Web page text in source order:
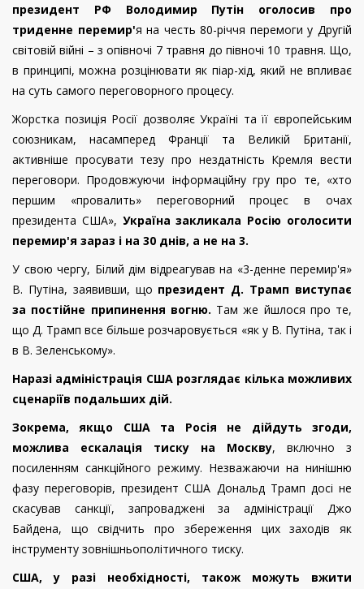
президент РФ Володимир Путін оголосив про
триденне перемир'я на честь 80-річчя перемоги у Другій
світовій війні – з опівночі 7 травня до півночі 10 травня. Що,
в принципі, можна розцінювати як піар-хід, який не впливає
на суть самого переговорного процесу.
Жорстка позиція Росії дозволяє Україні та її європейським
союзникам, насамперед Франції та Великій Британії,
активніше просувати тезу про нездатність Кремля вести
переговори. Продовжуючи інформаційну гру про те, «хто
першим «провалить» переговорний процес в очах
президента США», Україна закликала Росію оголосити
перемир'я зараз і на 30 днів, а не на 3.
У свою чергу, Білий дім відреагував на «3-денне перемир'я»
В. Путіна, заявивши, що президент Д. Трамп виступає
за постійне припинення вогню. Там же йшлося про те,
що Д. Трамп все більше розчаровується «як у В. Путіна, так і
в В. Зеленському».
Наразі адміністрація США розглядає кілька можливих
сценаріїв подальших дій.
Зокрема, якщо США та Росія не дійдуть згоди,
можлива ескалація тиску на Москву, включно з
посиленням санкційного режиму. Незважаючи на нинішню
фазу переговорів, президент США Дональд Трамп досі не
скасував санкції, запроваджені за адміністрації Джо
Байдена, що свідчить про збереження цих заходів як
інструменту зовнішньополітичного тиску.
США, у разі необхідності, також можуть вжити